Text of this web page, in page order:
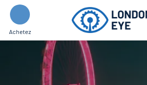
Skip
main
content
Achetez